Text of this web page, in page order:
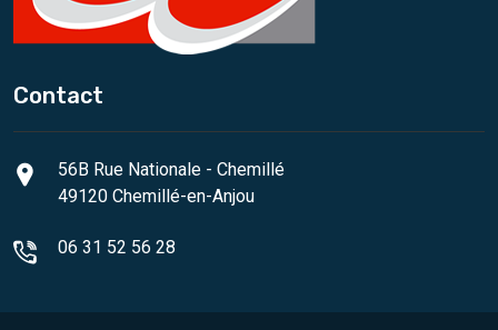
Contact
56B Rue Nationale - Chemillé
49120 Chemillé-en-Anjou
06 31 52 56 28